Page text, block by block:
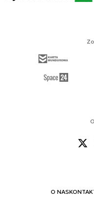
O NAS